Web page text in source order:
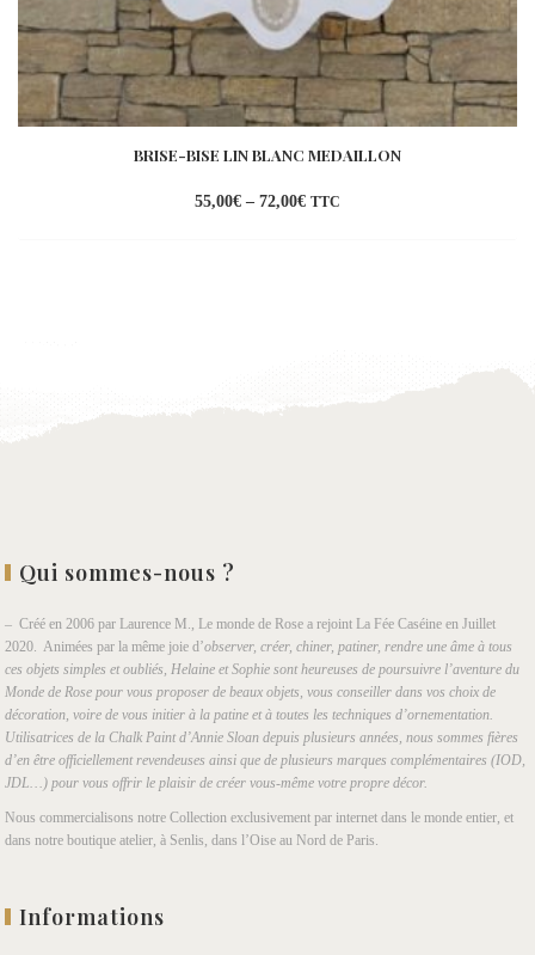
BRISE-BISE LIN BLANC MEDAILLON
55,00€ – 72,00€ TTC
Qui sommes-nous ?
– Créé en 2006 par Laurence M., Le monde de Rose a rejoint La Fée Caséine en Juillet
2020. Animées par la même joie d’observer, créer, chiner, patiner, rendre une âme à tous
ces objets simples et oubliés, Helaine et Sophie sont heureuses de poursuivre l’aventure du
Monde de Rose pour vous proposer de beaux objets, vous conseiller dans vos choix de
décoration, voire de vous initier à la patine et à toutes les techniques d’ornementation.
Utilisatrices de la Chalk Paint d’Annie Sloan depuis plusieurs années, nous sommes fières
d’en être officiellement revendeuses ainsi que de plusieurs marques complémentaires (IOD,
JDL…) pour vous offrir le plaisir de créer vous-même votre propre décor.
Nous commercialisons notre Collection exclusivement par internet dans le monde entier, et
dans notre boutique atelier, à Senlis, dans l’Oise au Nord de Paris.
Informations